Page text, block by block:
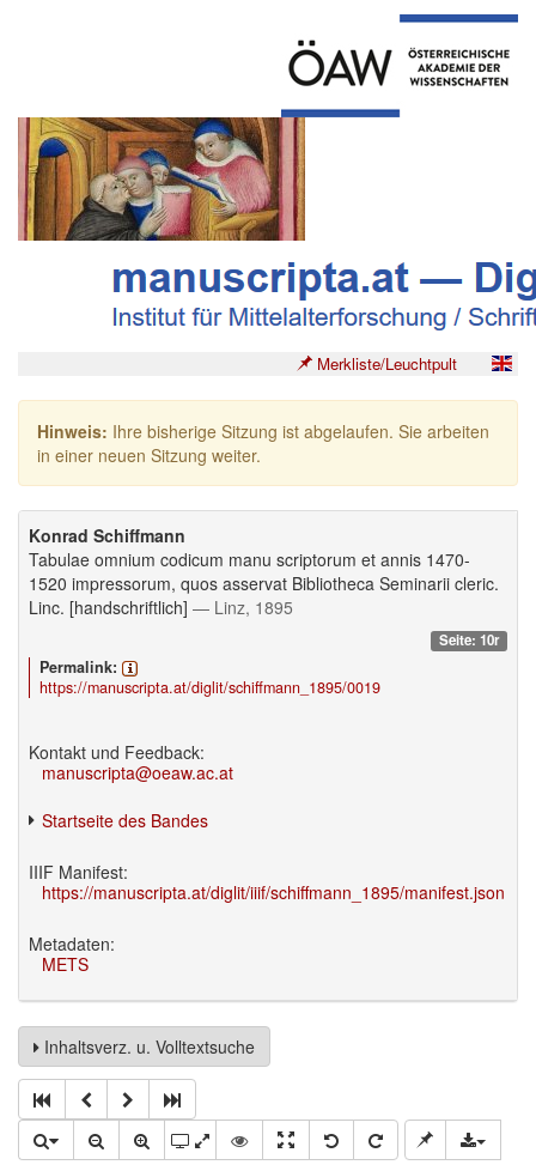
Merkliste/Leuchtpult
Hinweis: Ihre bisherige Sitzung ist abgelaufen. Sie arbeiten
in einer neuen Sitzung weiter.
Konrad Schiffmann
Tabulae omnium codicum manu scriptorum et annis 1470-
1520 impressorum, quos asservat Bibliotheca Seminarii cleric.
Linc. [handschriftlich] — Linz, 1895
Seite: 10r
Permalink:
https://manuscripta.at/diglit/schiffmann_1895/0019
Kontakt und Feedback:
manuscripta@oeaw.ac.at
Startseite des Bandes
IIIF Manifest:
https://manuscripta.at/diglit/iiif/schiffmann_1895/manifest.json
Metadaten:
METS
Inhaltsverz. u. Volltextsuche